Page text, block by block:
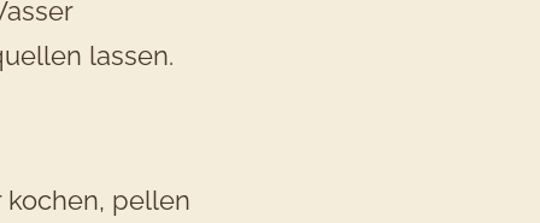
lassen.
kochen, pellen